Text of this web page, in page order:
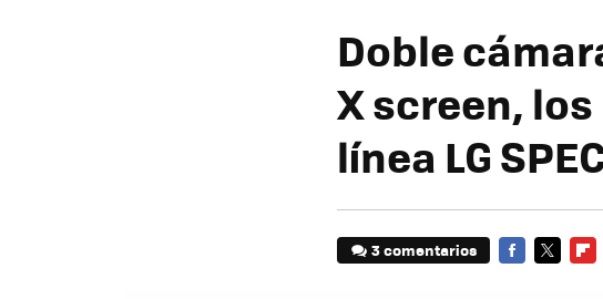
Doble
X screen,
línea LG
3 comentarios